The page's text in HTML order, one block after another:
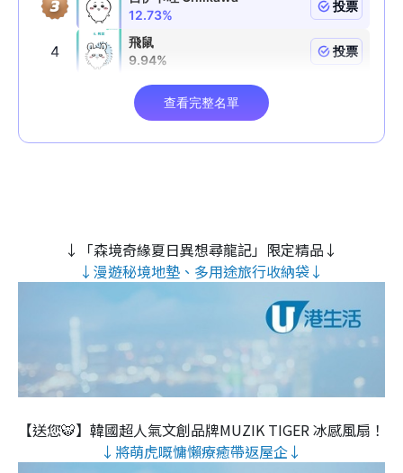
↓「森境奇緣夏日異想尋龍記」限定精品↓
↓漫遊秘境地墊、多用途旅行收納袋↓
【送您🐯】韓國超人氣文創品牌MUZIK TIGER 冰感風扇！
↓將萌虎嘅慵懶療癒帶返屋企↓